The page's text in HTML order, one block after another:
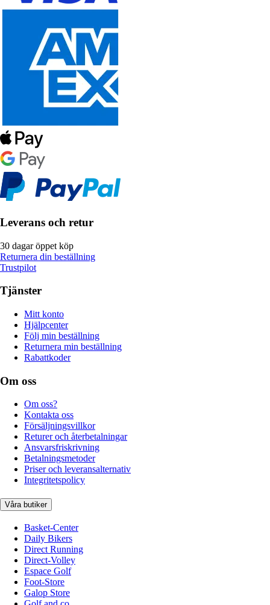
Leverans och retur
30 dagar öppet köp
Returnera din beställning
Trustpilot
Tjänster
Mitt konto
Hjälpcenter
Följ min beställning
Returnera min beställning
Rabattkoder
Om oss
Om oss?
Kontakta oss
Försäljningsvillkor
Returer och återbetalningar
Ansvarsfriskrivning
Betalningsmetoder
Priser och leveransalternativ
Integritetspolicy
Våra butiker
Basket-Center
Daily Bikers
Direct Running
Direct-Volley
Espace Golf
Foot-Store
Galop Store